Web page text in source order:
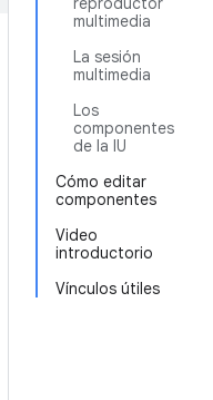
multimedia
La sesión
multimedia
Los
componentes
de la IU
Cómo editar
componentes
Video
introductorio
Vínculos útiles